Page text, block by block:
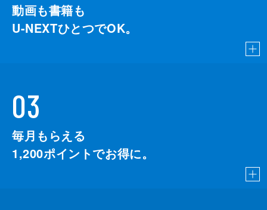
動画も書籍も
U-NEXTひとつでOK。
03
毎月もらえる
1,200ポイントでお得に。